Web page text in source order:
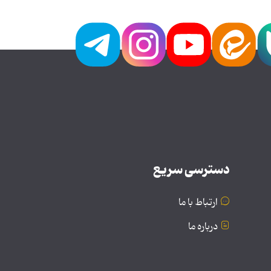
دسترسی سریع
ارتباط با ما
درباره ما